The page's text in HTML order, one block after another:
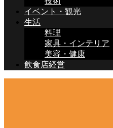
イベント・観光
生活
料理
家具・インテリア
美容・健康
飲食店経営